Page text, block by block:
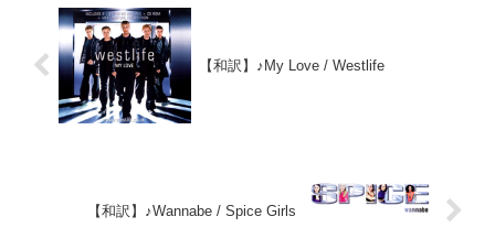
【和訳】♪My Love / Westlife
【和訳】♪Wannabe / Spice Girls